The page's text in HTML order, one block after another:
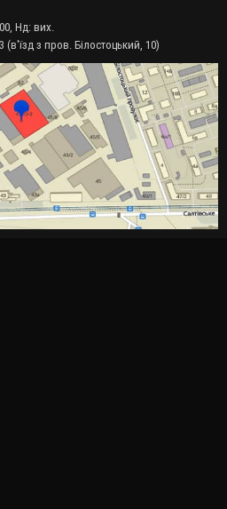
Нд: вих.
(в'їзд з пров. Білостоцький, 10)